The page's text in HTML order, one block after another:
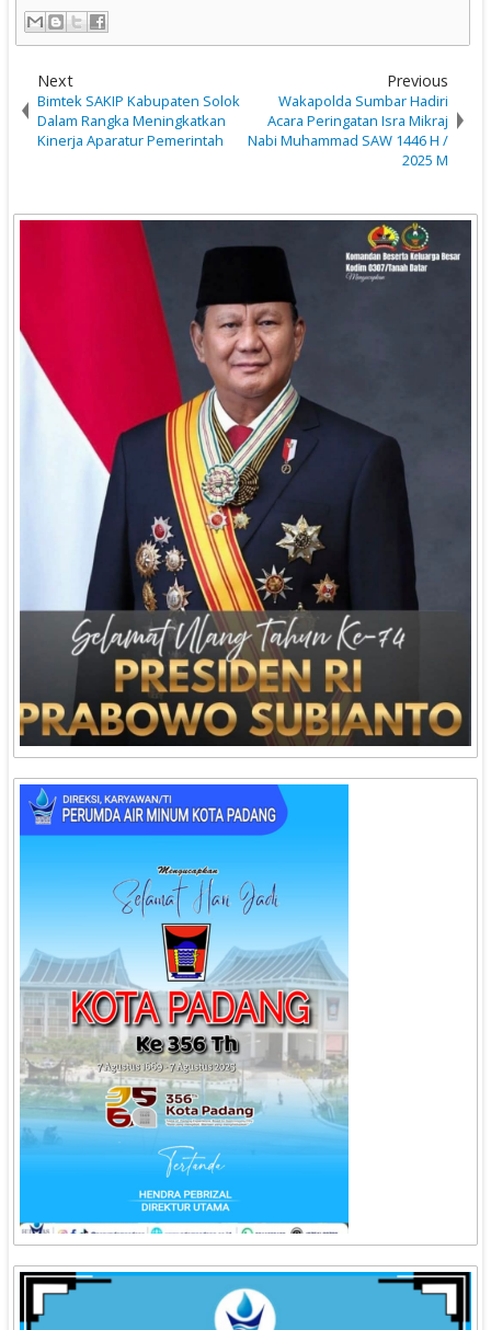
Next
Bimtek SAKIP Kabupaten Solok
Dalam Rangka Meningkatkan
Kinerja Aparatur Pemerintah
Previous
Wakapolda Sumbar Hadiri
Acara Peringatan Isra Mikraj
Nabi Muhammad SAW 1446 H /
2025 M